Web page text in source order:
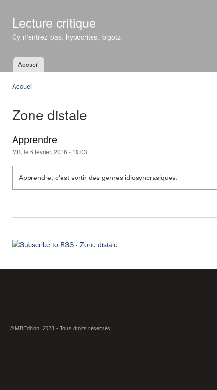
Lecture critique
Cy n'entrez pas, hypocrites, bigotz
Menu principal
Accueil
Accueil
Zone distale
Apprendre
MB, le 6 février, 2016 - 19:03
Apprendre, c'est sortir des genres idiosyncrasiques.
© MBEdition, 2023 - Tous droits réservés